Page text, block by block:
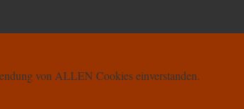
von ALLEN Cookies einverstanden.